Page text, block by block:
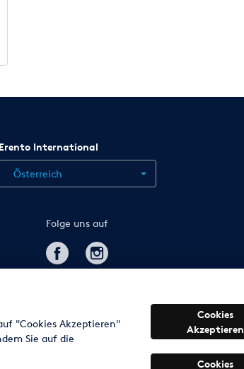
Erento International
Österreich
Folge uns auf
"Cookies Akzeptieren"
Sie auf die
Cookies
Akzeptieren
Cookies